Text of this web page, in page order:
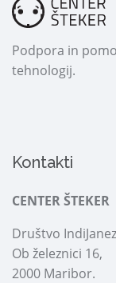
Podpora in
tehnologij.
Kontakti
CENTER ŠTEKER
Društvo
Ob železnici 16,
2000 Maribor.